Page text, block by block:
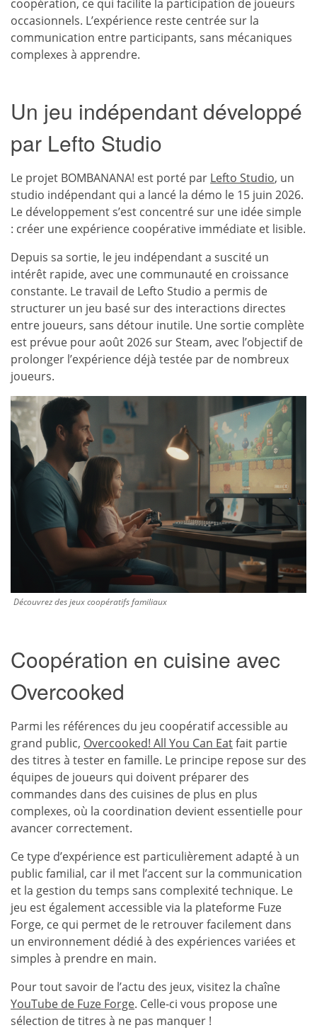
coopération, ce qui facilite la participation de joueurs
occasionnels. L’expérience reste centrée sur la
communication entre participants, sans mécaniques
complexes à apprendre.
Un jeu indépendant développé
par Lefto Studio
Le projet BOMBANANA! est porté par Lefto Studio, un
studio indépendant qui a lancé la démo le 15 juin 2026.
Le développement s’est concentré sur une idée simple
: créer une expérience coopérative immédiate et lisible.
Depuis sa sortie, le jeu indépendant a suscité un
intérêt rapide, avec une communauté en croissance
constante. Le travail de Lefto Studio a permis de
structurer un jeu basé sur des interactions directes
entre joueurs, sans détour inutile. Une sortie complète
est prévue pour août 2026 sur Steam, avec l’objectif de
prolonger l’expérience déjà testée par de nombreux
joueurs.
Découvrez des jeux coopératifs familiaux
Coopération en cuisine avec
Overcooked
Parmi les références du jeu coopératif accessible au
grand public, Overcooked! All You Can Eatfait partie
des titres à tester en famille. Le principe repose sur des
équipes de joueurs qui doivent préparer des
commandes dans des cuisines de plus en plus
complexes, où la coordination devient essentielle pour
avancer correctement.
Ce type d’expérience est particulièrement adapté à un
public familial, car il met l’accent sur la communication
et la gestion du temps sans complexité technique. Le
jeu est également accessible via la plateforme Fuze
Forge, ce qui permet de le retrouver facilement dans
un environnement dédié à des expériences variées et
simples à prendre en main.
Pour tout savoir de l’actu des jeux, visitez la chaîne
YouTube de Fuze Forge. Celle-ci vous propose une
sélection de titres à ne pas manquer !